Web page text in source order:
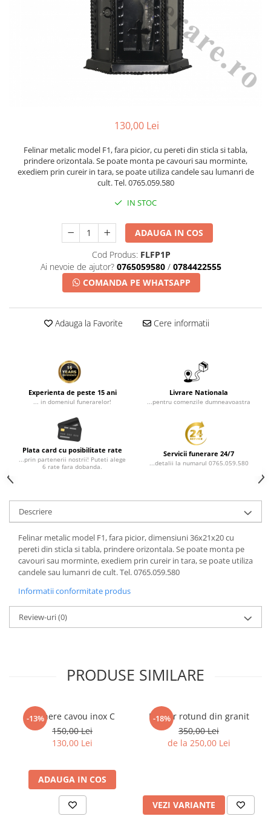
Placute ABS personalizate
Solutii intretinere granit si
130,00 Lei
Felinar metalic model F1, fara picior, cu pereti din sticla si tabla,
prindere orizontala. Se poate monta pe cavouri sau morminte,
exediem prin cureir in tara, se poate utiliza candele sau lumanri de
cult. Tel. 0765.059.580
IN STOC
ADAUGA IN COS
Cod Produs: FLFP1P
Ai nevoie de ajutor? 0765059580 / 0784422555
COMANDA PE WHATSAPP
Adauga la Favorite Cere informatii
Experienta de peste 15 ani
... in domeniul funerarelor!
Livrare Nationala
...pentru comenzile dumneavoastra
Plata card cu posibilitate rate
...prin partenerii nostrii! Puteti alege
6 rate fara dobanda.
Servicii funerare 24/7
...detalii la numarul 0765.059.580
Descriere
Felinar metalic model F1, fara picior, dimensiuni 36x21x20 cu
pereti din sticla si tabla, prindere orizontala. Se poate monta pe
cavouri sau morminte, exediem prin cureir in tara, se poate utiliza
candele sau lumanri de cult. Tel. 0765.059.580
Informatii conformitate produs
Review-uri(0)
PRODUSE SIMILARE
-13%
Manere cavou inox C
150,00 Lei
130,00 Lei
ADAUGA IN COS
-18%
Felinar rotund din granit
350,00 Lei
de la 250,00 Lei
VEZI VARIANTE